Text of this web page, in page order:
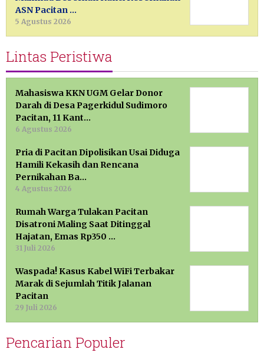
ASN Pacitan …
5 Agustus 2026
Lintas Peristiwa
Mahasiswa KKN UGM Gelar Donor
Darah di Desa Pagerkidul Sudimoro
Pacitan, 11 Kant…
6 Agustus 2026
Pria di Pacitan Dipolisikan Usai Diduga
Hamili Kekasih dan Rencana
Pernikahan Ba…
4 Agustus 2026
Rumah Warga Tulakan Pacitan
Disatroni Maling Saat Ditinggal
Hajatan, Emas Rp350 …
31 Juli 2026
Waspada! Kasus Kabel WiFi Terbakar
Marak di Sejumlah Titik Jalanan
Pacitan
29 Juli 2026
Pencarian Populer